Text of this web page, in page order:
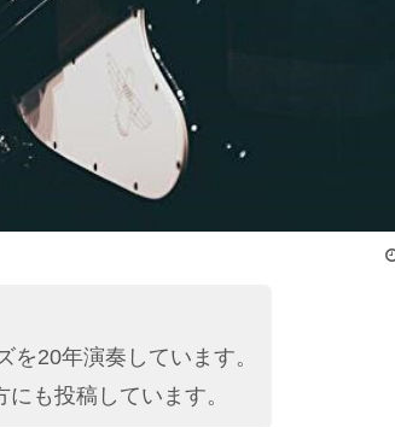
を20年演奏しています。
にも投稿しています。